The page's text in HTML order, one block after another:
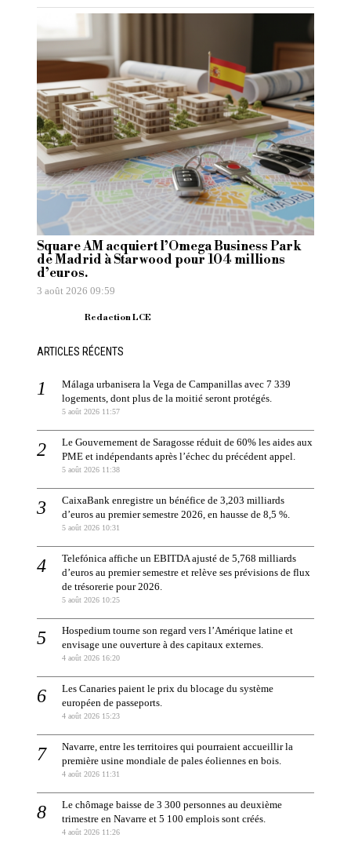
Square AM acquiert l’Omega Business Park
de Madrid à Starwood pour 104 millions
d’euros.
3 août 2026 09:59
Redaction LCE
ARTICLES RÉCENTS
Málaga urbanisera la Vega de Campanillas avec 7 339
logements, dont plus de la moitié seront protégés.
5 août 2026 11:57
Le Gouvernement de Saragosse réduit de 60% les aides aux
PME et indépendants après l’échec du précédent appel.
5 août 2026 11:38
CaixaBank enregistre un bénéfice de 3,203 milliards
d’euros au premier semestre 2026, en hausse de 8,5 %.
5 août 2026 10:31
Telefónica affiche un EBITDA ajusté de 5,768 milliards
d’euros au premier semestre et relève ses prévisions de flux
de trésorerie pour 2026.
5 août 2026 10:25
Hospedium tourne son regard vers l’Amérique latine et
envisage une ouverture à des capitaux externes.
4 août 2026 16:20
Les Canaries paient le prix du blocage du système
européen de passeports.
4 août 2026 15:23
Navarre, entre les territoires qui pourraient accueillir la
première usine mondiale de pales éoliennes en bois.
4 août 2026 11:31
Le chômage baisse de 3 300 personnes au deuxième
trimestre en Navarre et 5 100 emplois sont créés.
4 août 2026 11:26